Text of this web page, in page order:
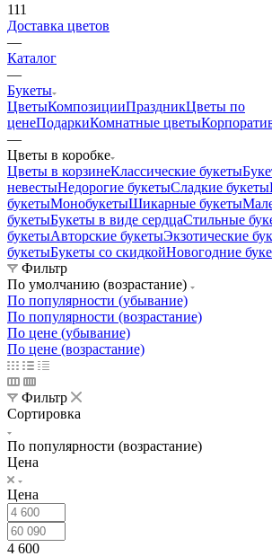
111
Доставка цветов
—
Каталог
—
Букеты
ЦветыКомпозицииПраздникЦветы по
ценеПодаркиКомнатные цветы
—
Цветы в коробке
Цветы в корзинеКлассические букеты
невестыНедорогие букетыСладкие букеты
букетыМонобукетыШикарные букеты
букетыБукеты в виде сердцаСтильные
букетыАвторские букетыЭкзотические
букетыБукеты со скидкойНовогодние
Фильтр
По умолчанию (возрастание)
По популярности (убывание)
По популярности (возрастание)
По цене (убывание)
По цене (возрастание)
Фильтр
Сортировка
По популярности (возрастание)
Цена
Цена
4 600